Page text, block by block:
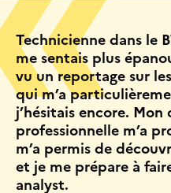
Technicienne dans le
me sentais plus
vu un reportage sur
qui m’a
j’hésitais encore.
professionnelle m’a
m’a permis de
et je me prépare à
analyst.